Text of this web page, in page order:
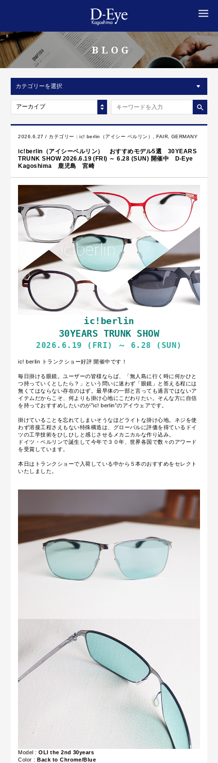
BLOG
カテゴリーを選択
アーカイブ
2026.6.27 / カテゴリー：ic! berlin（アイシー ベルリン） ,FAIR GERMANY
ic!berlin（アイシーベルリン） おすすめモデル5選 30YEARS
TRUNK SHOW 2026.6.19 (FRI) ～ 6.28 (SUN) 開催中 D-Eye
Kagoshima 鹿児島 宮崎
ic!berlin
30YEARS TRUNK SHOW
2026.6.19 (FRI) ～ 6.28 (SUN)
ic! berlin トランクショー好評 開催中です！
毎日掛ける眼鏡。ユーザーの皆様ならば、「無人島に行く時に何かひと
つ持っていくとしたら？」という問いに迷わず「眼鏡」と答える程には
無くてはならない存在のはず。最早体の一部と言っても過言ではないア
イテムだからこそ、何よりも掛け心地にこだわりたい。そんな方に自信
を持っておすすめしたいのが”ic! berlin”のアイウェアです。
掛けていることを忘れてしまいそうなほどライトな掛け心地。ネジを使
わず溶接工程さえもない特殊構造は、グローバルに評価を得ているドイ
ツの工学技術をひしひしと感じさせるメカニカルな作り込み。
ドイツ・ベルリンで誕生して今年で３０年、世界各国で数々のアワード
を受賞しています。
本日はトランクショーで入荷している中から５本のおすすめをセレクト
いたしました。
Model :OLI the 2nd 30years
Color :Back to Chrome/Blue